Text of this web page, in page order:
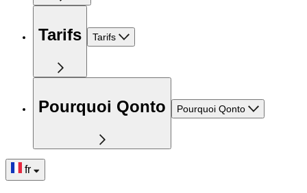
Tarifs Tarifs
Pourquoi Qonto Pourquoi Qonto
fr